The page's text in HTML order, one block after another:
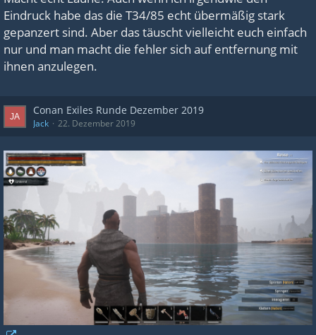
Eindruck habe das die T34/85 echt übermäßig stark
gepanzert sind. Aber das täuscht vielleicht euch einfach
nur und man macht die fehler sich auf entfernung mit
ihnen anzulegen.
Conan Exiles Runde Dezember 2019
Jack 22. Dezember 2019